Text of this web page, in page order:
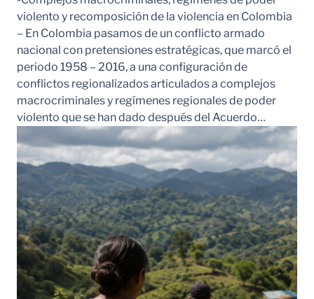
violento y recomposición de la violencia en Colombia
– En Colombia pasamos de un conflicto armado
nacional con pretensiones estratégicas, que marcó el
periodo 1958 – 2016, a una configuración de
conflictos regionalizados articulados a complejos
macrocriminales y regímenes regionales de poder
violento que se han dado después del Acuerdo…